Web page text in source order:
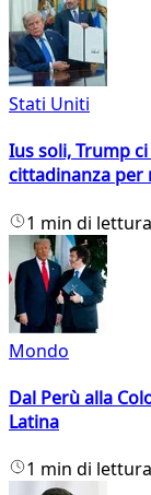
Stati Uniti
Ius soli, Trump
cittadinanza per
1 min di lettura
Mondo
Dal Perù alla
Latina
1 min di lettura